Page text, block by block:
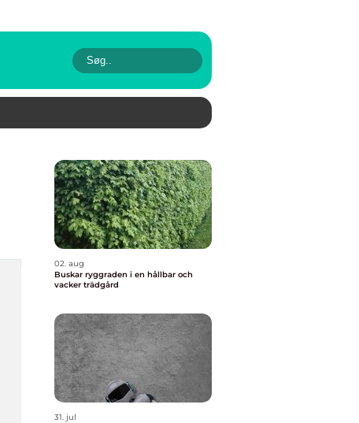
02. aug
Buskar ryggraden i en hållbar och
vacker trädgård
31. jul